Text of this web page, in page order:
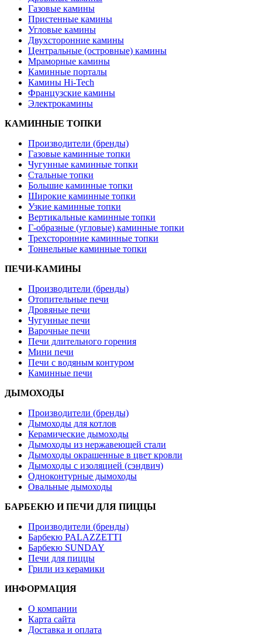
Газовые камины
Пристенные камины
Угловые камины
Двухсторонние камины
Центральные (островные) камины
Мраморные камины
Каминные порталы
Камины Hi-Tech
Французские камины
Электрокамины
КАМИННЫЕ ТОПКИ
Производители (бренды)
Газовые каминные топки
Чугунные каминные топки
Стальные топки
Большие каминные топки
Широкие каминные топки
Узкие каминные топки
Вертикальные каминные топки
Г-образные (угловые) каминные топки
Трехсторонние каминные топки
Тоннельные каминные топки
ПЕЧИ-КАМИНЫ
Производители (бренды)
Отопительные печи
Дровяные печи
Чугунные печи
Варочные печи
Печи длительного горения
Мини печи
Печи с водяным контуром
Каминные печи
ДЫМОХОДЫ
Производители (бренды)
Дымоходы для котлов
Керамические дымоходы
Дымоходы из нержавеющей стали
Дымоходы окрашенные в цвет кровли
Дымоходы с изоляцией (сэндвич)
Одноконтурные дымоходы
Овальные дымоходы
БАРБЕКЮ И ПЕЧИ ДЛЯ ПИЦЦЫ
Производители (бренды)
Барбекю PALAZZETTI
Барбекю SUNDAY
Печи для пиццы
Грили из керамики
ИНФОРМАЦИЯ
О компании
Карта сайта
Доставка и оплата